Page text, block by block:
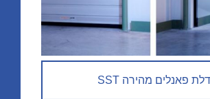
דלת פאנלים מהירה SST